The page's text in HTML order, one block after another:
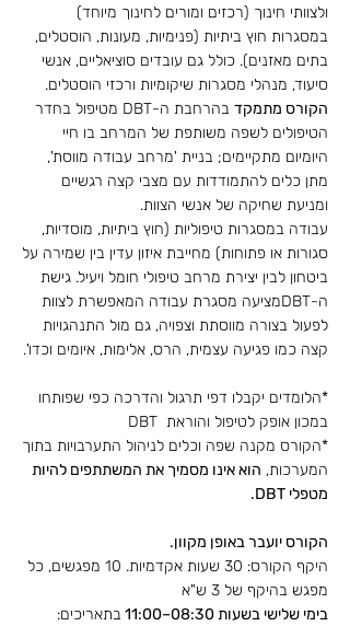
ולצוותי חינוך (רכזים ומורים לחינוך מיוחד)
במסגרות חוץ ביתיות (פנימיות, מעונות, הוסטלים,
בתים מאזנים). כולל גם עובדים סוציאליים, אנשי
סיעוד, מנהלי מסגרות שיקומיות ורכזי הוסטלים.
הקורס מתמקד
בהרחבת ה-DBT מטיפול בחדר
הטיפולים לשפה משותפת של המרחב בו חיי
היומיום מתקיימים; בניית 'מרחב עבודה מווסת',
מתן כלים להתמודדות עם מצבי קצה רגשיים
ומניעת שחיקה של אנשי הצוות.
עבודה במסגרות טיפוליות (חוץ ביתיות, מוסדיות,
סגורות או פתוחות) מחייבת איזון עדין בין שמירה על
ביטחון לבין יצירת מרחב טיפולי חומל ויעיל. גישת
ה-DBTמציעה מסגרת עבודה המאפשרת לצוות
לפעול בצורה מווסתת וצפויה, גם מול התנהגויות
קצה כמו פגיעה עצמית, הרס, אלימות, איומים וכדו'.
*הלומדים יקבלו דפי תרגול והדרכה כפי שפותחו
במכון אופק לטיפול והוראת DBT
*הקורס מקנה שפה וכלים לניהול התערבויות בתוך
המערכות, הוא אינו מסמיך את המשתתפים להיות
מטפלי DBT.
הקורס יועבר באופן מקוון.
היקף הקורס: 30 שעות אקדמיות. 10 מפגשים, כל
מפגש בהיקף של 3 ש"א
בימי שלישי בשעות 08:30–11:00
בתאריכים: